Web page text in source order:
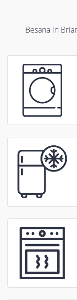
Besana in